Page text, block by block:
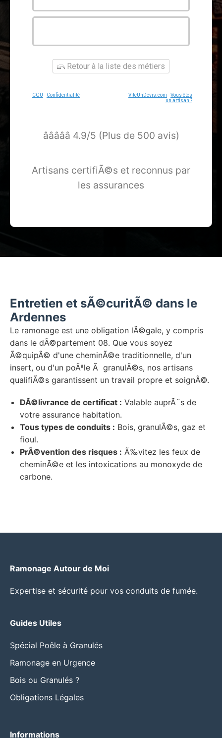
Retour à la liste des métiers
CGU Confidentialité ViteUnDevis.com
Vous êtes
un artisan ?
â­â­â­â­â­ 4.9/5 (Plus de 500 avis)
Artisans certifiÃ©s et reconnus par
les assurances
Entretien et sÃ©curitÃ© dans le
Ardennes
Le ramonage est une obligation lÃ©gale, y compris
dans le dÃ©partement 08. Que vous soyez
Ã©quipÃ© d'une cheminÃ©e traditionnelle, d'un
insert, ou d'un poÃªle Ã granulÃ©s, nos artisans
qualifiÃ©s garantissent un travail propre et soignÃ©.
DÃ©livrance de certificat : Valable auprÃ¨s de
votre assurance habitation.
Tous types de conduits : Bois, granulÃ©s, gaz et
fioul.
PrÃ©vention des risques : Ã‰vitez les feux de
cheminÃ©e et les intoxications au monoxyde de
carbone.
Ramonage Autour de Moi
Expertise et sécurité pour vos conduits de fumée.
Guides Utiles
Spécial Poêle à Granulés
Ramonage en Urgence
Bois ou Granulés ?
Obligations Légales
Informations